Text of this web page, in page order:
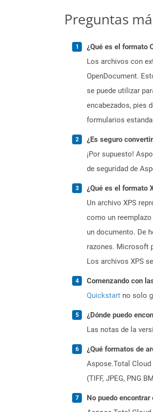
Preguntas
¿Qué es el formato
Los archivos con
OpenDocument.
se puede utilizar
encabezados, pies
formularios
¿Es seguro
¡Por supuesto!
de seguridad de
¿Qué es el formato
Un archivo XPS
como un
un documento. De
razones. Microsoft
Los archivos XPS
Comenzando con
Quickstart no solo
¿Dónde puedo
Las notas de la
¿Qué formatos de
Aspose.Total
(TIFF, JPEG, PNG
No puedo